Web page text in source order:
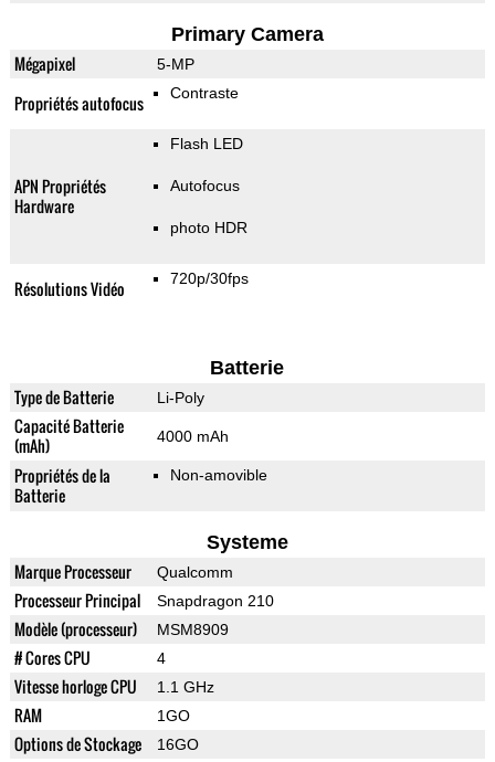
Primary Camera
Mégapixel 5-MP
Propriétés autofocus Contraste
APN Propriétés
Hardware
Flash LED
Autofocus
photo HDR
Résolutions Vidéo 720p/30fps
Batterie
Type de Batterie Li-Poly
Capacité Batterie
(mAh)
4000 mAh
Propriétés de la
Batterie
Non-amovible
Systeme
Marque Processeur Qualcomm
Processeur Principal Snapdragon 210
Modèle (processeur) MSM8909
# Cores CPU 4
Vitesse horloge CPU 1.1 GHz
RAM 1GO
Options de Stockage 16GO